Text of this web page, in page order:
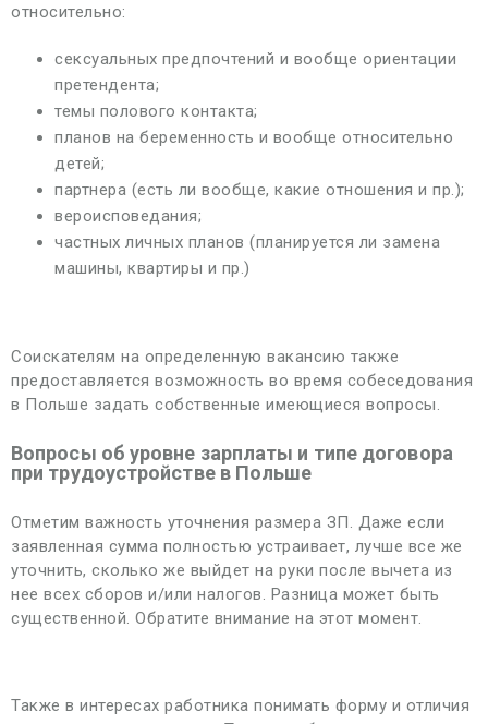
относительно:
сексуальных предпочтений и вообще ориентации
претендента;
темы полового контакта;
планов на беременность и вообще относительно
детей;
партнера (есть ли вообще, какие отношения и пр.);
вероисповедания;
частных личных планов (планируется ли замена
машины, квартиры и пр.)
Соискателям на определенную вакансию также
предоставляется возможность во время собеседования
в Польше задать собственные имеющиеся вопросы.
Вопросы об уровне зарплаты и типе договора
при трудоустройстве в Польше
Отметим важность уточнения размера ЗП. Даже если
заявленная сумма полностью устраивает, лучше все же
уточнить, сколько же выйдет на руки после вычета из
нее всех сборов и/или налогов. Разница может быть
существенной. Обратите внимание на этот момент.
Также в интересах работника понимать форму и отличия